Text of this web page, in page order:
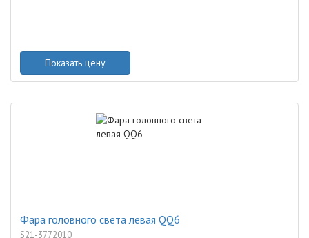
Показать цену
Фара головного света левая QQ6
S21-3772010